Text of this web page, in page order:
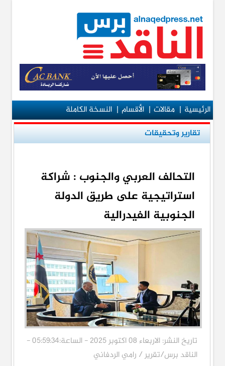
الرئيسية|مقالات|الأقسام|النسخة الكاملة
تقارير وتحقيقات
التحالف العربي والجنوب : شراكة
استراتيجية على طريق الدولة
الجنوبية الفيدرالية
تاريخ النشر: الاربعاء 08 اكتوبر 2025 - الساعة:05:59:34 -
الناقد برس/تقرير / رامي الردفاني